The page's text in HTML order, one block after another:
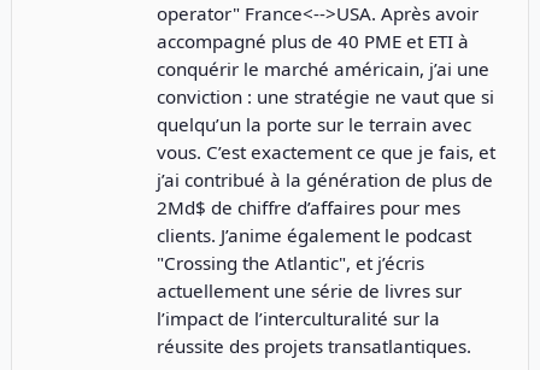
operator" France<-->USA. Après avoir
accompagné plus de 40 PME et ETI à
conquérir le marché américain, j’ai une
conviction : une stratégie ne vaut que si
quelqu’un la porte sur le terrain avec
vous. C’est exactement ce que je fais, et
j’ai contribué à la génération de plus de
2Md$ de chiffre d’affaires pour mes
clients. J’anime également le podcast
"Crossing the Atlantic", et j’écris
actuellement une série de livres sur
l’impact de l’interculturalité sur la
réussite des projets transatlantiques.